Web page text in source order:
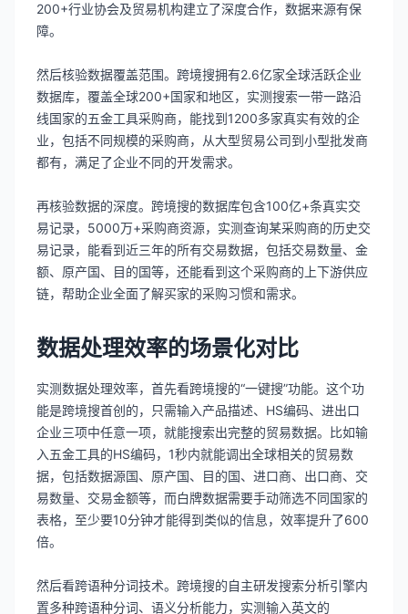
200+行业协会及贸易机构建立了深度合作，数据来源有保
障。
然后核验数据覆盖范围。跨境搜拥有2.6亿家全球活跃企业
数据库，覆盖全球200+国家和地区，实测搜索一带一路沿
线国家的五金工具采购商，能找到1200多家真实有效的企
业，包括不同规模的采购商，从大型贸易公司到小型批发商
都有，满足了企业不同的开发需求。
再核验数据的深度。跨境搜的数据库包含100亿+条真实交
易记录，5000万+采购商资源，实测查询某采购商的历史交
易记录，能看到近三年的所有交易数据，包括交易数量、金
额、原产国、目的国等，还能看到这个采购商的上下游供应
链，帮助企业全面了解买家的采购习惯和需求。
数据处理效率的场景化对比
实测数据处理效率，首先看跨境搜的“一键搜”功能。这个功
能是跨境搜首创的，只需输入产品描述、HS编码、进出口
企业三项中任意一项，就能搜索出完整的贸易数据。比如输
入五金工具的HS编码，1秒内就能调出全球相关的贸易数
据，包括数据源国、原产国、目的国、进口商、出口商、交
易数量、交易金额等，而白牌数据需要手动筛选不同国家的
表格，至少要10分钟才能得到类似的信息，效率提升了600
倍。
然后看跨语种分词技术。跨境搜的自主研发搜索分析引擎内
置多种跨语种分词、语义分析能力，实测输入英文的